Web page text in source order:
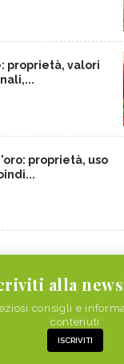
proprietà, valori
proprietà, uso
alla
consigli e
contenuti
ISCRIVITI